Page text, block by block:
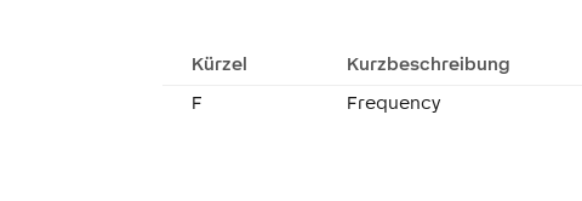
Kürzel Kurzbeschreibung
F
Frequency